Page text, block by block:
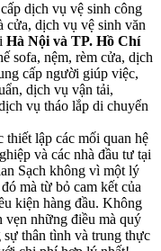
dịch vụ vệ sinh công
cửa, dịch vụ vệ sinh văn
Hà Nội và TP. Hồ Chí
sofa, nệm, rèm cửa, dịch
cấp người giúp việc,
dịch vụ vận tải,
vụ tháo lắp di chuyển
lập các mối quan hệ
và các nhà đầu tư tại
Sạch không vì một lý
mà từ bỏ cam kết của
kiện hàng đầu. Không
vẹn những điều mà quý
thân tình và trung thực